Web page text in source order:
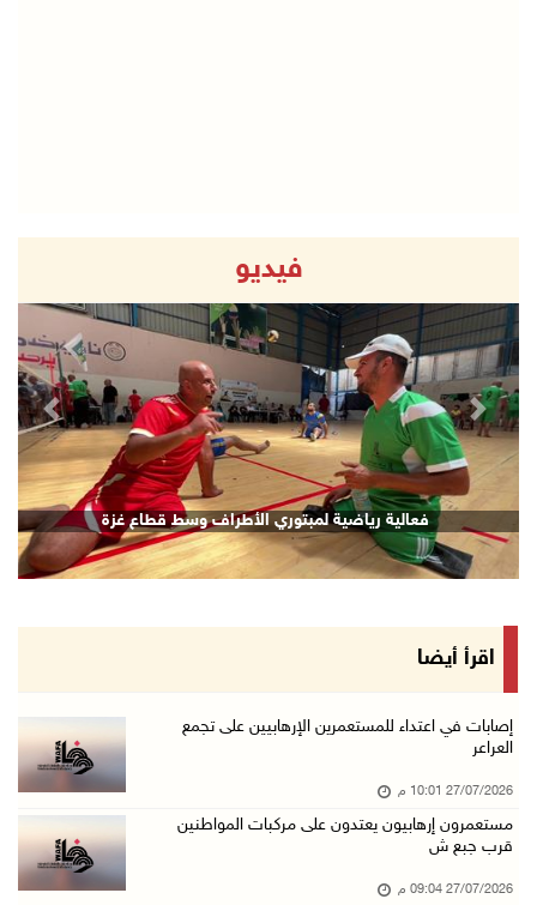
فيديو
فعالية رياضية لمبتوري الأطراف وسط قطاع غزة
Next
اقرأ أيضا
إصابات في اعتداء للمستعمرين الإرهابيين على تجمع
العراعر
27/07/2026 10:01 م
مستعمرون إرهابيون يعتدون على مركبات المواطنين
قرب جبع ش
27/07/2026 09:04 م